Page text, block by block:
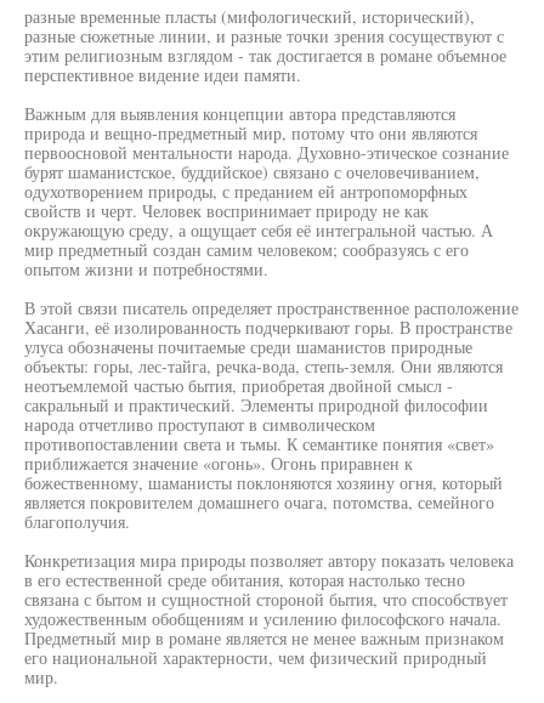
разные временные пласты (мифологический, исторический),
разные сюжетные линии, и разные точки зрения сосуществуют с
этим религиозным взглядом - так достигается в романе объемное
перспективное видение идеи памяти.
Важным для выявления концепции автора представляются
природа и вещно-предметный мир, потому что они являются
первоосновой ментальности народа. Духовно-этическое сознание
бурят шаманистское, буддийское) связано с очеловечиванием,
одухотворением природы, с преданием ей антропоморфных
свойств и черт. Человек воспринимает природу не как
окружающую среду, а ощущает себя её интегральной частью. А
мир предметный создан самим человеком; сообразуясь с его
опытом жизни и потребностями.
В этой связи писатель определяет пространственное расположение
Хасанги, её изолированность подчеркивают горы. В пространстве
улуса обозначены почитаемые среди шаманистов природные
объекты: горы, лес-тайга, речка-вода, степь-земля. Они являются
неотъемлемой частью бытия, приобретая двойной смысл -
сакральный и практический. Элементы природной философии
народа отчетливо проступают в символическом
противопоставлении света и тьмы. К семантике понятия «свет»
приближается значение «огонь». Огонь приравнен к
божественному, шаманисты поклоняются хозяину огня, который
является покровителем домашнего очага, потомства, семейного
благополучия.
Конкретизация мира природы позволяет автору показать человека
в его естественной среде обитания, которая настолько тесно
связана с бытом и сущностной стороной бытия, что способствует
художественным обобщениям и усилению философского начала.
Предметный мир в романе является не менее важным признаком
его национальной характерности, чем физический природный
мир.